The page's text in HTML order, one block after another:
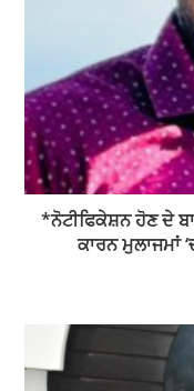
*ਨੋਟੀਫਿਕੇਸ਼ਨ ਹੋਣ ਦੇ
ਕਾਰਨ ਮੁਲਾਜਮਾਂ